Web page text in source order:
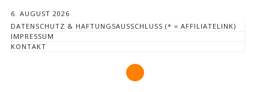
6. AUGUST 2026
DATENSCHUTZ & HAFTUNGSAUSSCHLUSS (* = AFFILIATELINK)
IMPRESSUM
KONTAKT